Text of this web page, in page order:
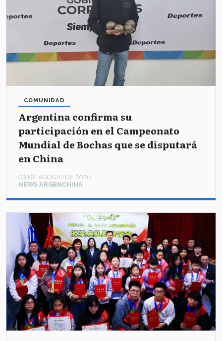
Argentina confirma su
participación en el Campeonato
Mundial de Bochas que se disputará
en China
NEWS ARGENCHINA
COMUNIDAD
03 DE AGOSTO DE 2026